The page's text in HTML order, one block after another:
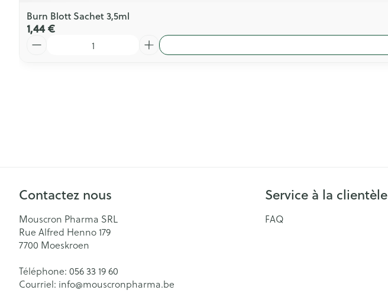
Burn Blott Sachet 3,5ml
1,44 €
Contactez nous
Mouscron Pharma SRL
Rue Alfred Henno 179
7700 Moeskroen
Téléphone: 056 33 19 60
Courriel: info@mouscronpharma.be
Service à la clientèle
FAQ